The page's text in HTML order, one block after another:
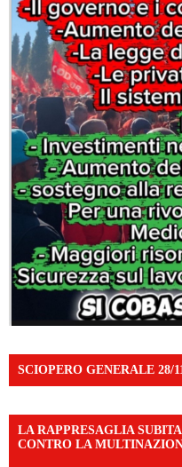
SCIOPERO GENERALE 28/
LA RAPPRESAGLIA
CONTRO LA